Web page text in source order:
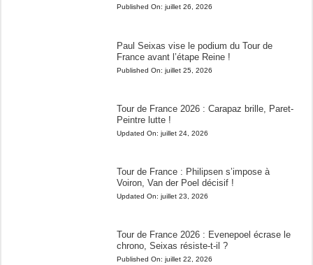
Published On: juillet 26, 2026
Paul Seixas vise le podium du Tour de
France avant l’étape Reine !
Published On: juillet 25, 2026
Tour de France 2026 : Carapaz brille, Paret-
Peintre lutte !
Updated On: juillet 24, 2026
Tour de France : Philipsen s’impose à
Voiron, Van der Poel décisif !
Updated On: juillet 23, 2026
Tour de France 2026 : Evenepoel écrase le
chrono, Seixas résiste-t-il ?
Published On: juillet 22, 2026